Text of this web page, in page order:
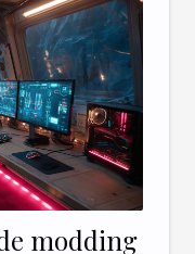
modding